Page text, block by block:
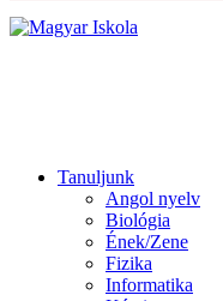
Tanuljunk
Angol nyelv
Biológia
Ének/Zene
Fizika
Informatika